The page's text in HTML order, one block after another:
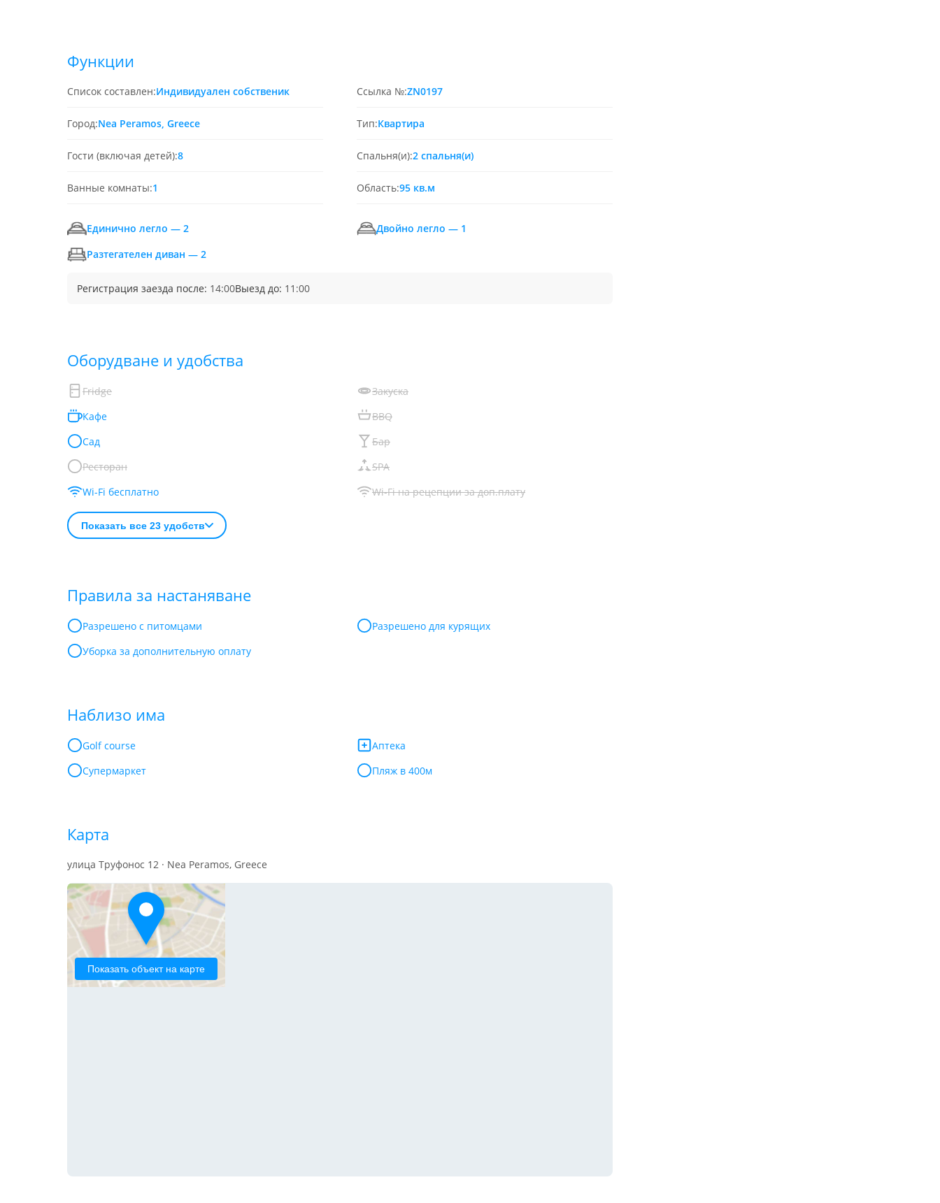
Функции
Список составлен:Индивидуален собственик Ссылка №:ZN0197
Город:Nea Peramos, Greece Тип:Квартира
Гости (включая детей):8 Спальня(и):2 спальня(и)
Ванные комнаты:1 Область:95 кв.м
Единично легло — 2
Двойно легло — 1
Разтегателен диван — 2
Регистрация заезда после: 14:00Выезд до: 11:00
Обoрудване и удобства
Fridge
Закуска
Кафе
BBQ
Сад
Бар
Ресторан
SPA
Wi-Fi бесплатно
Wi-Fi на рецепции за доп.плату
Показать все 23 удобств
Правила за настаняване
Разрешено с питомцами
Разрешено для курящих
Уборка за дополнительную оплату
Наблизо има
Golf course
Аптека
Супермаркет
Пляж в 400м
Карта
улица Труфонос 12 · Nea Peramos, Greece
Показать объект на карте